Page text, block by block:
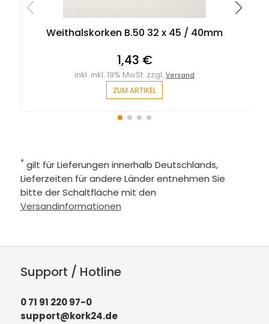
Weithalskorken B.50 32 x 45 / 40mm
1,43 €
inkl. inkl. 19% MwSt. zzgl.Versand
ZUM ARTIKEL
* gilt für Lieferungen innerhalb Deutschlands,
Lieferzeiten für andere Länder entnehmen Sie
bitte der Schaltfläche mit den
Versandinformationen
Support / Hotline
0 71 91 220 97-0
support@kork24.de